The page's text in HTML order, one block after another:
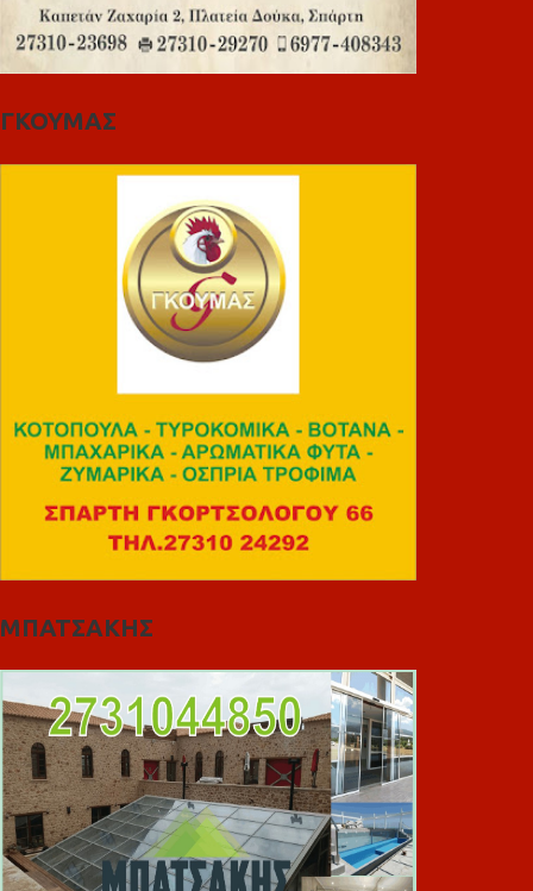
ΓΚΟΥΜΑΣ
ΜΠΑΤΣΑΚΗΣ